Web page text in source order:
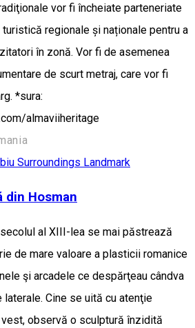
vor fi încheiate parteneriate
regionale și naționale pentru a
în zonă. Vor fi de asemenea
de scurt metraj, care vor fi
*sura:
almaviiheritage
Surroundings Landmark
Hosman
al XIII-lea se mai păstrează
de mare valoare a plasticii romanice
şi arcadele ce despărţeau cândva
Cine se uită cu atenţie
observă o sculptură înzidită